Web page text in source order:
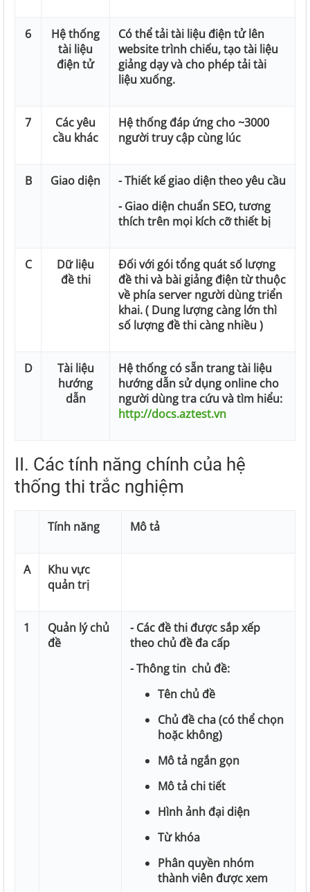
6
Hệ thống
tài liệu
điện tử
Có thể tải tài liệu điện tử lên
website trình chiếu, tạo tài liệu
giảng dạy và cho phép tải tài
liệu xuống.
7
Các yêu
cầu khác
Hệ thống đáp ứng cho ~3000
người truy cập cùng lúc
B Giao diện
- Thiết kế giao diện theo yêu cầu
- Giao diện chuẩn SEO, tương
thích trên mọi kích cỡ thiết bị
C
Dữ liệu
đề thi
Đối với gói tổng quát số lượng
đề thi và bài giảng điện từ thuộc
về phía server người dùng triển
khai. ( Dung lượng càng lớn thì
số lượng đề thi càng nhiều )
D
Tài liệu
hướng
dẫn
Hệ thống có sẵn trang tài liệu
hướng dẫn sử dụng online cho
người dùng tra cứu và tìm hiểu:
http://docs.aztest.vn
II. Các tính năng chính của hệ
thống thi trắc nghiệm
Tính năng Mô tả
A
Khu vực
quản trị
1
Quản lý chủ
đề
- Các đề thi được sắp xếp
theo chủ đề đa cấp
- Thông tin chủ đề:
Tên chủ đề
Chủ đề cha (có thể chọn
hoặc không)
Mô tả ngắn gọn
Mô tả chi tiết
Hình ảnh đại diện
Từ khóa
Phân quyền nhóm
thành viên được xem